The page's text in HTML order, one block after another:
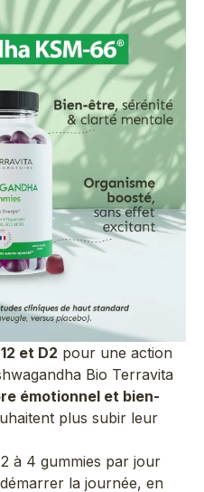
et D2 pour une action
Bio Terravita
émotionnel et bien-
plus subir leur
à 4 gummies par jour
la journée, en